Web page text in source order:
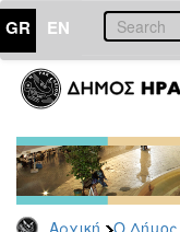
GR EN
Αρχική Ο Δήμος
ΔΗΜΟΣ
Δελτία
Τύπου
Αρχείο